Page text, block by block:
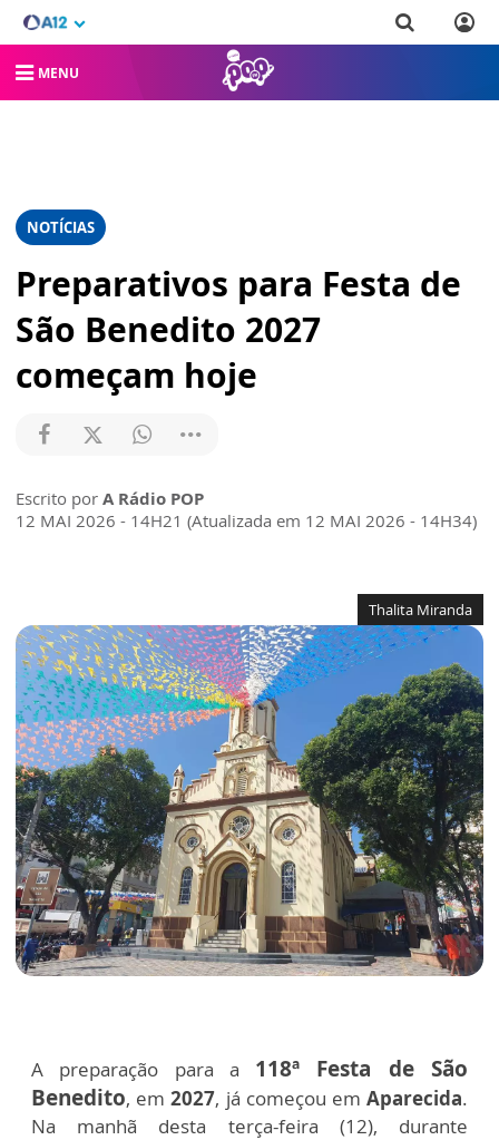
MENU
NOTÍCIAS
Preparativos para Festa de
São Benedito 2027
começam hoje
Escrito por A Rádio POP
12 MAI 2026 - 14H21 (Atualizada em 12 MAI 2026 - 14H34)
Thalita Miranda
A preparação para a 118ª Festa de São
Benedito, em2027, já começou emAparecida.
Na manhã desta terça-feira (12), durante